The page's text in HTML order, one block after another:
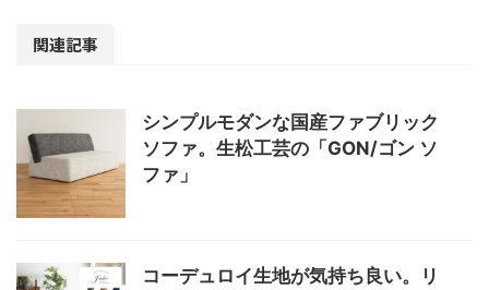
関連記事
シンプルモダンな国産ファブリック
ソファ。生松工芸の「GON/ゴン ソ
ファ」
コーデュロイ生地が気持ち良い。リ